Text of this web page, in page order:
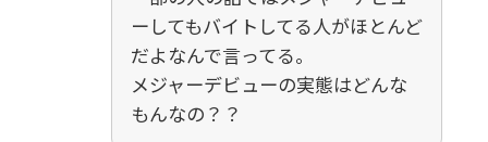
ーしてもバイトしてる人がほとんど
だよなんで言ってる。
メジャーデビューの実態はどんな
もんなの？？